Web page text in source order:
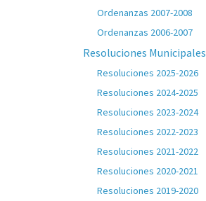
Ordenanzas 2007-2008
Ordenanzas 2006-2007
Resoluciones Municipales
Resoluciones 2025-2026
Resoluciones 2024-2025
Resoluciones 2023-2024
Resoluciones 2022-2023
Resoluciones 2021-2022
Resoluciones 2020-2021
Resoluciones 2019-2020